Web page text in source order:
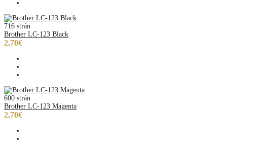
716 strán
Brother LC-123 Black
2,70€
600 strán
Brother LC-123 Magenta
2,70€